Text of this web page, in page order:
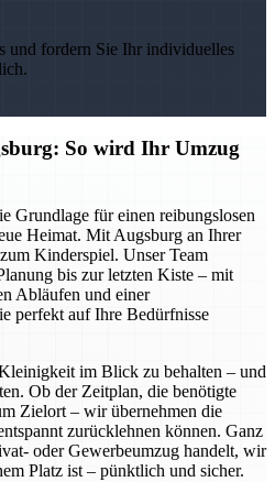
und fordern Sie Ihr individuelles
So wird Ihr Umzug
Grundlage für einen reibungslosen
Heimat. Mit Augsburg an Ihrer
Kinderspiel. Unser Team
bis zur letzten Kiste – mit
Abläufen und einer
perfekt auf Ihre Bedürfnisse
im Blick zu behalten – und
Ob der Zeitplan, die benötigte
Zielort – wir übernehmen die
zurücklehnen können. Ganz
oder Gewerbeumzug handelt, wir
Platz ist – pünktlich und sicher.